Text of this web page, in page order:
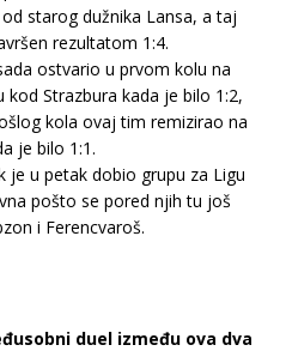
starog dužnika Lansa, a taj
rezultatom 1:4.
ostvario u prvom kolu na
Strazbura kada je bilo 1:2,
kola ovaj tim remizirao na
je bilo 1:1.
je u petak dobio grupu za Ligu
pošto se pored njih tu još
i Ferencvaroš.
duel između ova dva